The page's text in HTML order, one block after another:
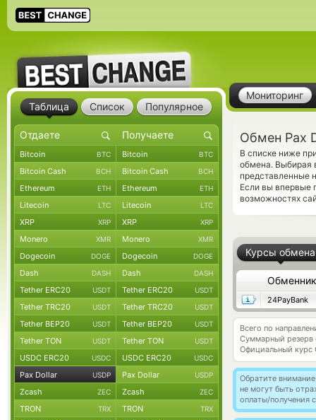
Мониторинг
Обмен Pax
В списке ниже
обмена. Выбирая
представленные
Если вы впервые
возможностях
Курсы обмена
Обменник
24PayBank
Всего по
Суммарный резерв
Официальный курс
Обратите
не могут быть
оплаты/получения
Таблица Список Популярное
Bitcoin BTC Bitcoin BTC
Bitcoin Cash BCH Bitcoin Cash BCH
Ethereum ETH Ethereum ETH
Litecoin LTC Litecoin LTC
XRP XRP XRP XRP
Monero XMR Monero XMR
Dogecoin DOGE Dogecoin DOGE
Dash DASH Dash DASH
Tether ERC20 USDT Tether ERC20 USDT
Tether TRC20 USDT Tether TRC20 USDT
Tether BEP20 USDT Tether BEP20 USDT
Tether TON USDT Tether TON USDT
USDC ERC20 USDC USDC ERC20 USDC
Pax Dollar USDP Pax Dollar USDP
Zcash ZEC Zcash ZEC
TRON TRX TRON TRX